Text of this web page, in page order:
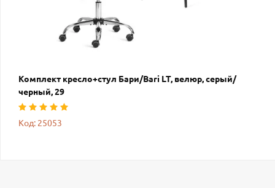
Комплект кресло+стул Бари/Bari LT, велюр, серый/
черный, 29
Код: 25053